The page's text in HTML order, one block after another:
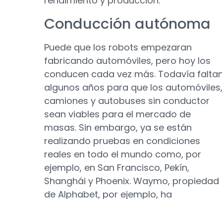
Conducción autónoma
Puede que los robots empezaran
fabricando automóviles, pero hoy los
conducen cada vez más. Todavía
algunos años para que los automóviles,
camiones y autobuses sin conductor
sean viables para el mercado de
masas. Sin embargo, ya se están
realizando pruebas en condiciones
reales en todo el mundo como, por
ejemplo, en San Francisco, Pekín,
Shanghái y Phoenix. Waymo, propiedad
de Alphabet, por ejemplo, ha